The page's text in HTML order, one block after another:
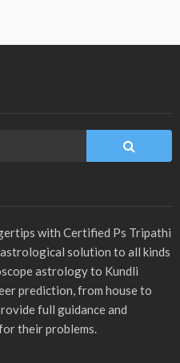
with Certified Ps Tripathi
solution to all kinds
astrology to Kundli
prediction, from house to
full guidance and
their problems.